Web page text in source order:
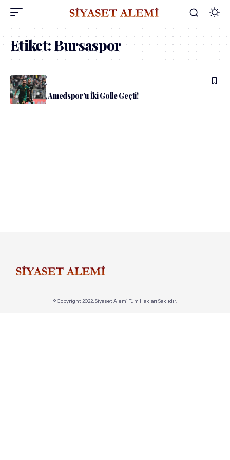
Etiket:Bursaspor
admin Spor
Bursaspor, Amedspor’u İki Golle Geçti!
© Copyright 2022, Siyaset Alemi Tüm Hakları Saklıdır.